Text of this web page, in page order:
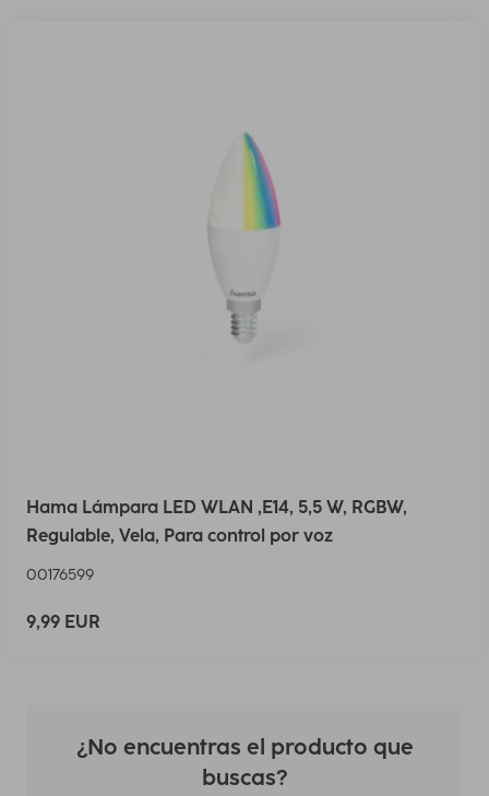
Hama Lámpara LED WLAN ,E14, 5,5 W, RGBW,
Regulable, Vela, Para control por voz
00176599
9,99 EUR
¿No encuentras el producto que
buscas?